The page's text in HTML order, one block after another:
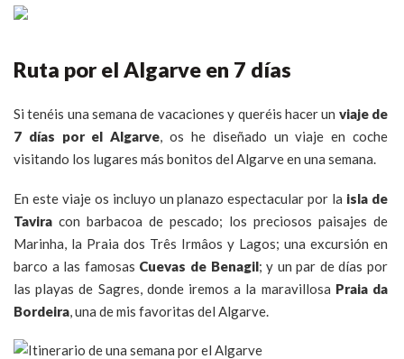
Ruta por el Algarve en 7 días
Si tenéis una semana de vacaciones y queréis hacer un viaje de
7 días por el Algarve, os he diseñado un viaje en coche
visitando los lugares más bonitos del Algarve en una semana.
En este viaje os incluyo un planazo espectacular por la isla de
Tavira con barbacoa de pescado; los preciosos paisajes de
Marinha, la Praia dos Três Irmâos y Lagos; una excursión en
barco a las famosas Cuevas de Benagil; y un par de días por
las playas de Sagres, donde iremos a la maravillosa Praia da
Bordeira , una de mis favoritas del Algarve.